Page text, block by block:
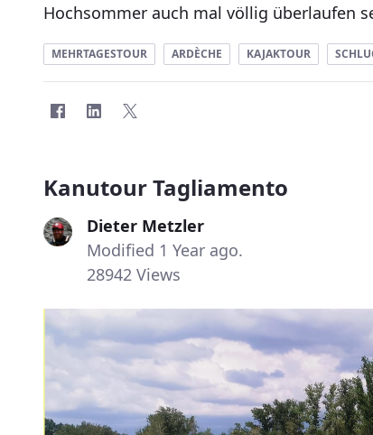
Hochsommer auch mal völlig überlaufen
MEHRTAGESTOUR ARDÈCHE KAJAKTOUR
Kanutour Tagliamento
Dieter Metzler
Modified 1 Year ago.
28942 Views